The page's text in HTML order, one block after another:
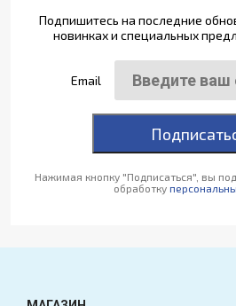
Подпишитесь на последние
новинках и специальных
Email
Нажимая кнопку "Подписаться", вы
обработку